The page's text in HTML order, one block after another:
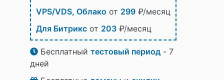
VPS/VDS, Облако от 299 ₽/месяц
Для Битрикс от 203 ₽/месяц
Бесплатный тестовый период - 7
дней